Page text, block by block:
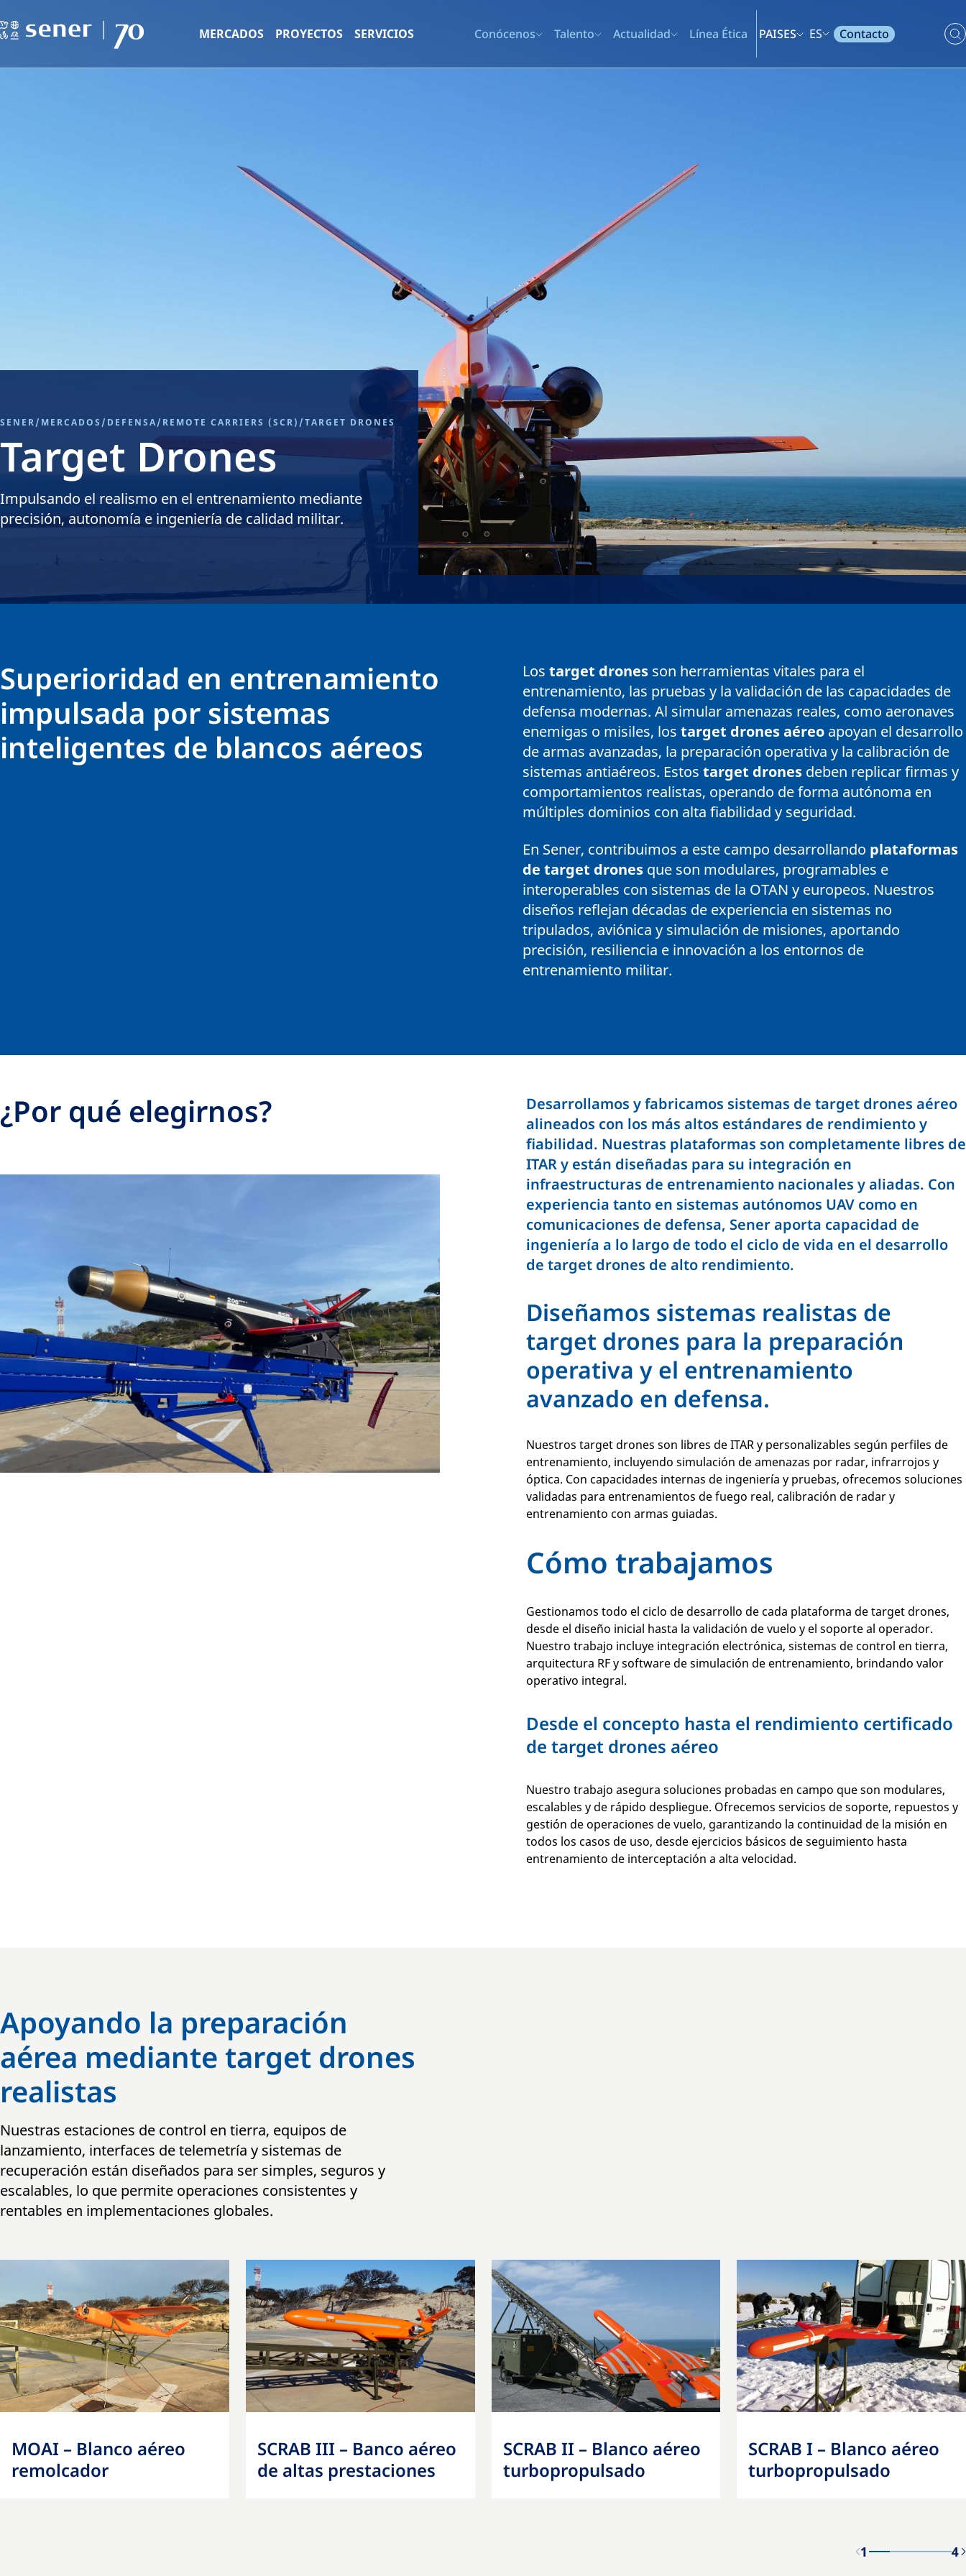
MERCADOS PROYECTOS SERVICIOS Conócenos Talento Actualidad Línea Ética PAISES ES Contacto
SENER/ MERCADOS / DEFENSA/ REMOTE CARRIERS (SCR) /TARGET DRONES
Target Drones
Impulsando el realismo en el entrenamiento mediante
precisión, autonomía e ingeniería de calidad militar.
Superioridad en entrenamiento
impulsada por sistemas
inteligentes de blancos aéreos
Los target drones son herramientas vitales para el
entrenamiento, las pruebas y la validación de las capacidades de
defensa modernas. Al simular amenazas reales, como aeronaves
enemigas o misiles, los target drones aéreo apoyan el desarrollo
de armas avanzadas, la preparación operativa y la calibración de
sistemas antiaéreos. Estos target drones deben replicar firmas y
comportamientos realistas, operando de forma autónoma en
múltiples dominios con alta fiabilidad y seguridad.
En Sener, contribuimos a este campo desarrollando plataformas
de target drones que son modulares, programables e
interoperables con sistemas de la OTAN y europeos. Nuestros
diseños reflejan décadas de experiencia en sistemas no
tripulados, aviónica y simulación de misiones, aportando
precisión, resiliencia e innovación a los entornos de
entrenamiento militar.
¿Por qué elegirnos?
Desarrollamos y fabricamos sistemas de target drones aéreo
alineados con los más altos estándares de rendimiento y
fiabilidad. Nuestras plataformas son completamente libres de
ITAR y están diseñadas para su integración en
infraestructuras de entrenamiento nacionales y aliadas. Con
experiencia tanto en sistemas autónomos UAV como en
comunicaciones de defensa, Sener aporta capacidad de
ingeniería a lo largo de todo el ciclo de vida en el desarrollo
de target drones de alto rendimiento.
Diseñamos sistemas realistas de
target drones para la preparación
operativa y el entrenamiento
avanzado en defensa.
Nuestros target drones son libres de ITAR y personalizables según perfiles de
entrenamiento, incluyendo simulación de amenazas por radar, infrarrojos y
óptica. Con capacidades internas de ingeniería y pruebas, ofrecemos soluciones
validadas para entrenamientos de fuego real, calibración de radar y
entrenamiento con armas guiadas.
Cómo trabajamos
Gestionamos todo el ciclo de desarrollo de cada plataforma de target drones,
desde el diseño inicial hasta la validación de vuelo y el soporte al operador.
Nuestro trabajo incluye integración electrónica, sistemas de control en tierra,
arquitectura RF y software de simulación de entrenamiento, brindando valor
operativo integral.
Desde el concepto hasta el rendimiento certificado
de target drones aéreo
Nuestro trabajo asegura soluciones probadas en campo que son modulares,
escalables y de rápido despliegue. Ofrecemos servicios de soporte, repuestos y
gestión de operaciones de vuelo, garantizando la continuidad de la misión en
todos los casos de uso, desde ejercicios básicos de seguimiento hasta
entrenamiento de interceptación a alta velocidad.
Apoyando la preparación
aérea mediante target drones
realistas
Nuestras estaciones de control en tierra, equipos de
lanzamiento, interfaces de telemetría y sistemas de
recuperación están diseñados para ser simples, seguros y
escalables, lo que permite operaciones consistentes y
rentables en implementaciones globales.
MOAI – Blanco aéreo
remolcador
SCRAB III – Banco aéreo
de altas prestaciones
SCRAB II – Blanco aéreo
turbopropulsado
SCRAB I – Blanco aéreo
turbopropulsado
1 4